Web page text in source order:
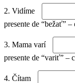
2. Vidíme
presente de “bežať” –
3. Mama varí
presente de “variť” –
4. Čítam